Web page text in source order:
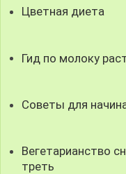
Цветная диета
Гид по молоку
Советы для
Вегетарианство
треть